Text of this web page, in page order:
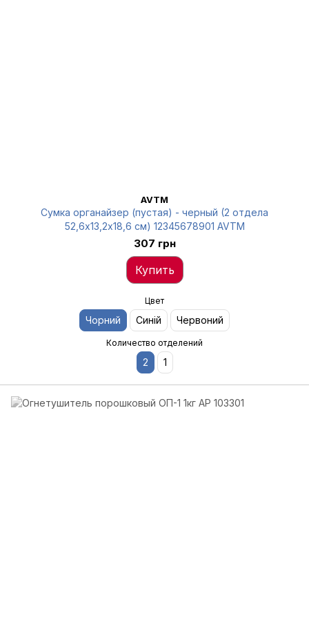
AVTM
Сумка органайзер (пустая) - черный (2 отдела
52,6х13,2х18,6 см) 12345678901 AVTM
307 грн
Купить
Цвет
Чорний Синій Червоний
Количество отделений
2 1